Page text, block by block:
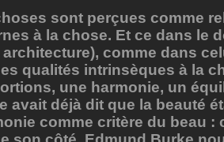
sont perçues comme
à la chose. Et ce dans le
comme dans
qualités intrinsèques à la
une harmonie, un
avait déjà dit que la beauté
comme critère du beau :